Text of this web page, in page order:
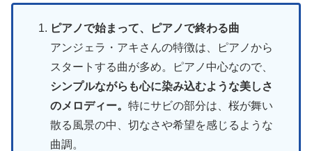
ピアノで始まって、ピアノで終わる曲
アンジェラ・アキさんの特徴は、ピアノから
スタートする曲が多め。ピアノ中心なので、
シンプルながらも心に染み込むような美しさ
のメロディー。特にサビの部分は、桜が舞い
散る風景の中、切なさや希望を感じるような
曲調。